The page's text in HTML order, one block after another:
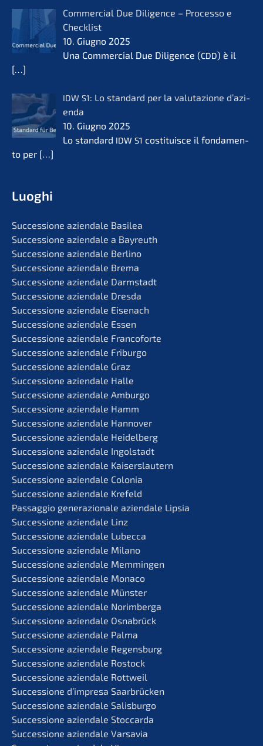
Commer­cial Due Diligence – Proces­so e
Check­list
10. Giugno 2025
Una Commer­cial Due Diligence (CDD) è il
[…]
IDW S1: Lo standard per la valuta­zio­ne d’azi­
en­da
10. Giugno 2025
Lo standard IDW S1 costi­tuis­ce il fonda­men­
to per […]
Luoghi
Succes­sio­ne aziend­a­le Basilea
Succes­sio­ne aziend­a­le a Bayreuth
Succes­sio­ne aziend­a­le Berlino
Succes­sio­ne aziend­a­le Brema
Succes­sio­ne aziend­a­le Darmstadt
Succes­sio­ne aziend­a­le Dresda
Succes­sio­ne aziend­a­le Eisenach
Succes­sio­ne aziend­a­le Essen
Succes­sio­ne aziend­a­le Francoforte
Succes­sio­ne aziend­a­le Friburgo
Succes­sio­ne aziend­a­le Graz
Succes­sio­ne aziend­a­le Halle
Succes­sio­ne aziend­a­le Amburgo
Succes­sio­ne aziend­a­le Hamm
Succes­sio­ne aziend­a­le Hannover
Succes­sio­ne aziend­a­le Heidelberg
Succes­sio­ne aziend­a­le Ingolstadt
Succes­sio­ne aziend­a­le Kaiserslautern
Succes­sio­ne aziend­a­le Colonia
Succes­sio­ne aziend­a­le Krefeld
Passag­gio genera­zio­na­le aziend­a­le Lipsia
Succes­sio­ne aziend­a­le Linz
Succes­sio­ne aziend­a­le Lubecca
Succes­sio­ne aziend­a­le Milano
Succes­sio­ne aziend­a­le Memmingen
Succes­sio­ne aziend­a­le Monaco
Succes­sio­ne aziend­a­le Münster
Succes­sio­ne aziend­a­le Norimberga
Succes­sio­ne aziend­a­le Osnabrück
Succes­sio­ne aziend­a­le Palma
Succes­sio­ne aziend­a­le Regensburg
Succes­sio­ne aziend­a­le Rostock
Succes­sio­ne aziend­a­le Rottweil
Succes­sio­ne d’impre­sa Saarbrücken
Succes­sio­ne aziend­a­le Salisburgo
Succes­sio­ne aziend­a­le Stoccarda
Succes­sio­ne aziend­a­le Varsavia